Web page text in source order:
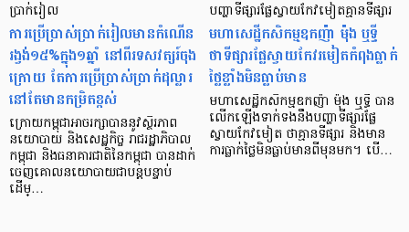
ប្រាក់រៀល
ការប្រើប្រាស់ប្រាក់រៀលមានកំណើន
រង្វង់១៥%ក្នុង១ឆ្នាំ នៅពីរទសវត្សរ៍ចុង
ក្រោយ តែការប្រើប្រាស់ប្រាក់ដុល្លារ
នៅតែមានកម្រិតខ្ពស់
ក្រោយកម្ពុជាអាចរក្សាបាននូវស្ថិរភាព
នយោបាយ និងសេដ្ឋកិច្ច រាជរដ្ឋាភិបាល
កម្ពុជា និងធនាគារជាតិនៃកម្ពុជា បានដាក់
ចេញគោលនយោបាយជាបន្តបន្ទាប់
ដើម្…
បញ្ហាទីផ្សារផ្លែស្វាយកែវមៀតគ្មានទីផ្សារ
មហាសេដ្ឋីកសិកម្មឧកញ៉ា ម៉ុង ឬទ្ធី
ថាទីផ្សារផ្លែស្វាយកែវរមៀតកំពុងធ្លាក់
ថ្លៃខ្លាំងមិនធ្លាប់មាន
មហាសេដ្ឋីកសិកម្មឧកញ៉ា ម៉ុង ឬទ្ធី បាន
លើកឡើងទាក់ទងនឹងបញ្ហាទីផ្សារផ្លែ
ស្វាយកែវមៀត ថាគ្មានទីផ្សារ និងមាន
ការធ្លាក់ថ្លៃមិនធ្លាប់មានពីមុនមក។ បើ…